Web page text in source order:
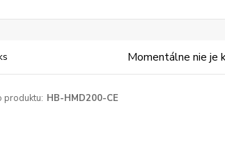
Momentálne nie je
produktu: HB-HMD200-CE